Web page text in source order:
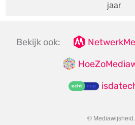
jaar
Bekijk ook:
©